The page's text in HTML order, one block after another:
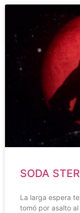
SODA
La larga espera
tomó por asalto